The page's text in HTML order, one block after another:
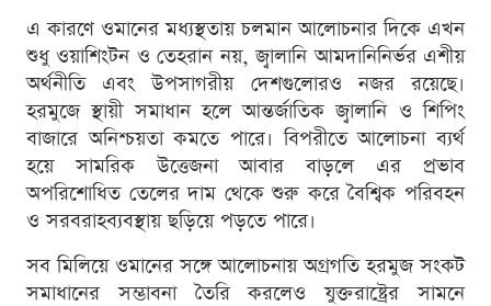
এ কারণে ওমানের মধ্যস্থতায় চলমান আলোচনার দিকে এখন
শুধু ওয়াশিংটন ও তেহরান নয়, জ্বালানি আমদানিনির্ভর এশীয়
অর্থনীতি এবং উপসাগরীয় দেশগুলোরও নজর রয়েছে।
হরমুজে স্থায়ী সমাধান হলে আন্তর্জাতিক জ্বালানি ও শিপিং
বাজারে অনিশ্চয়তা কমতে পারে। বিপরীতে আলোচনা ব্যর্থ
হয়ে সামরিক উত্তেজনা আবার বাড়লে এর প্রভাব
অপরিশোধিত তেলের দাম থেকে শুরু করে বৈশ্বিক পরিবহন
ও সরবরাহব্যবস্থায় ছড়িয়ে পড়তে পারে।
সব মিলিয়ে ওমানের সঙ্গে আলোচনায় অগ্রগতি হরমুজ সংকট
সমাধানের সম্ভাবনা তৈরি করলেও যুক্তরাষ্ট্রের সামনে